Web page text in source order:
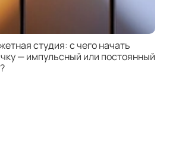
студия: с чего начать
— импульсный или постоянный